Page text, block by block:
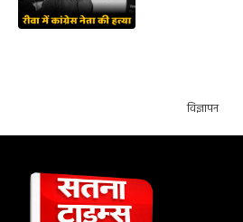
विज्ञापन